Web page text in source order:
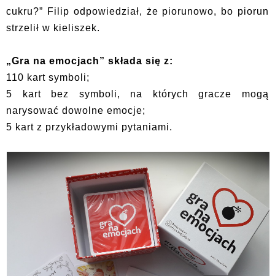
cukru?” Filip odpowiedział, że piorunowo, bo piorun
strzelił w kieliszek.
„Gra na emocjach” składa się z:
110 kart symboli;
5 kart bez symboli, na których gracze mogą
narysować dowolne emocje;
5 kart z przykładowymi pytaniami.